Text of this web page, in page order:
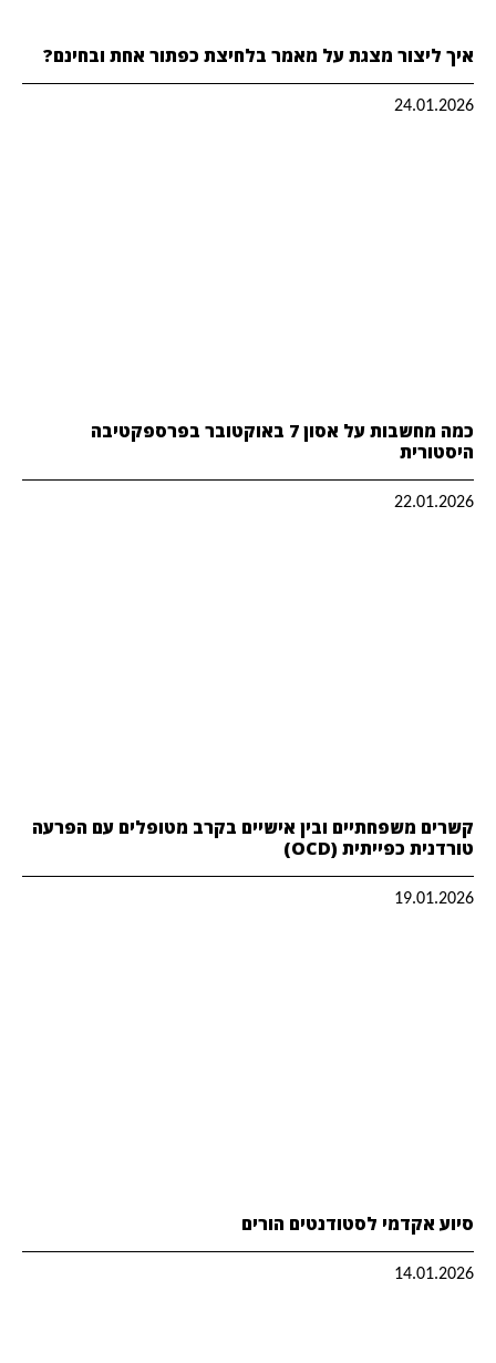
איך ליצור מצגת על מאמר בלחיצת כפתור אחת ובחינם?
24.01.2026
כמה מחשבות על אסון 7 באוקטובר בפרספקטיבה
היסטורית
22.01.2026
קשרים משפחתיים ובין אישיים בקרב מטופלים עם הפרעה
טורדנית כפייתית (OCD)
19.01.2026
סיוע אקדמי לסטודנטים הורים
14.01.2026